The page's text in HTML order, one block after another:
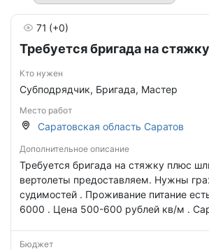
Требуется бригада на
71 (+0)
Кто нужен
Субподрядчик, Бригада, Мастер
Место работ
Саратовская область Саратов
Дополнительное описание
Требуется бригада на стяжку плюс
вертолеты предоставляем. Нужны
судимостей . Проживание питание
6000 . Цена 500-600 рублей кв/м .
Бюджет